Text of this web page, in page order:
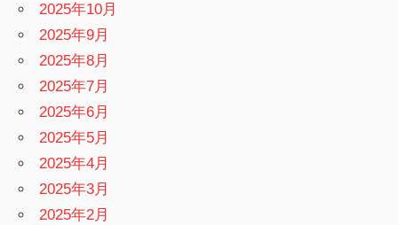
2025年10月
2025年9月
2025年8月
2025年7月
2025年6月
2025年5月
2025年4月
2025年3月
2025年2月